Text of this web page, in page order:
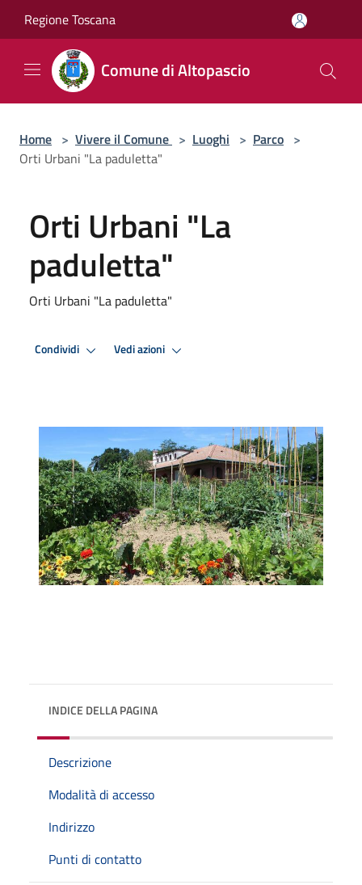
Regione Toscana
Comune di Altopascio
Home > Vivere il Comune > Luoghi > Parco >
Orti Urbani "La paduletta"
Orti Urbani "La
paduletta"
Orti Urbani "La paduletta"
Condividi Vedi azioni
INDICE DELLA PAGINA
Descrizione
Modalità di accesso
Indirizzo
Punti di contatto